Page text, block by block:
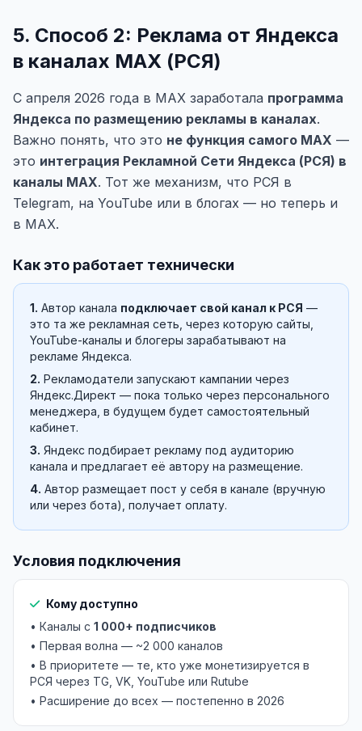
5. Способ 2: Реклама от Яндекса
в каналах MAX (РСЯ)
С апреля 2026 года в MAX заработала программа
Яндекса по размещению рекламы в каналах.
Важно понять, что это не функция самого MAX —
это интеграция Рекламной Сети Яндекса (РСЯ) в
каналы MAX. Тот же механизм, что РСЯ в
Telegram, на YouTube или в блогах — но теперь и
в MAX.
Как это работает технически
1. Автор канала подключает свой канал к РСЯ —
это та же рекламная сеть, через которую сайты,
YouTube-каналы и блогеры зарабатывают на
рекламе Яндекса.
2. Рекламодатели запускают кампании через
Яндекс.Директ — пока только через персонального
менеджера, в будущем будет самостоятельный
кабинет.
3. Яндекс подбирает рекламу под аудиторию
канала и предлагает её автору на размещение.
4. Автор размещает пост у себя в канале (вручную
или через бота), получает оплату.
Условия подключения
Кому доступно
• Каналы с 1 000+ подписчиков
• Первая волна — ~2 000 каналов
• В приоритете — те, кто уже монетизируется в
РСЯ через TG, VK, YouTube или Rutube
• Расширение до всех — постепенно в 2026